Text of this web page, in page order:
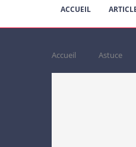
ACCUEIL
Accueil Astuce